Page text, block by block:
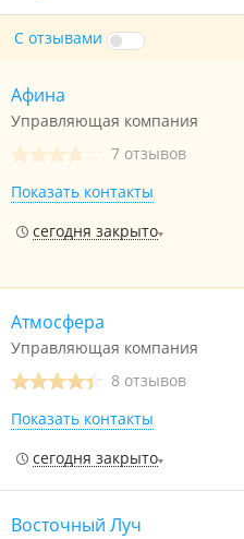
С отзывами
Афина
Управляющая компания
7 отзывов
Показать контакты
сегодня закрыто
Атмосфера
Управляющая компания
8 отзывов
Показать контакты
сегодня закрыто
Восточный Луч